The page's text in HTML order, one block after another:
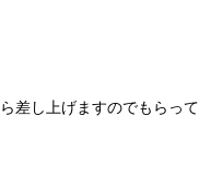
差し上げますのでもらって